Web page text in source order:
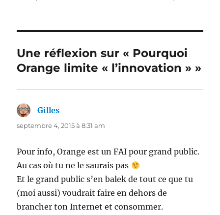
Une réflexion sur « Pourquoi
Orange limite « l’innovation » »
Gilles
septembre 4, 2015 à 8:31 am
Pour info, Orange est un FAI pour grand public.
Au cas où tu ne le saurais pas
Et le grand public s’en balek de tout ce que tu
(moi aussi) voudrait faire en dehors de
brancher ton Internet et consommer.